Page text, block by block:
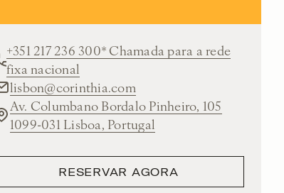
+351 217 236 300* Chamada para a rede
fixa nacional
lisbon@corinthia.com
Av. Columbano Bordalo Pinheiro, 105
1099-031 Lisboa, Portugal
RESERVAR AGORA